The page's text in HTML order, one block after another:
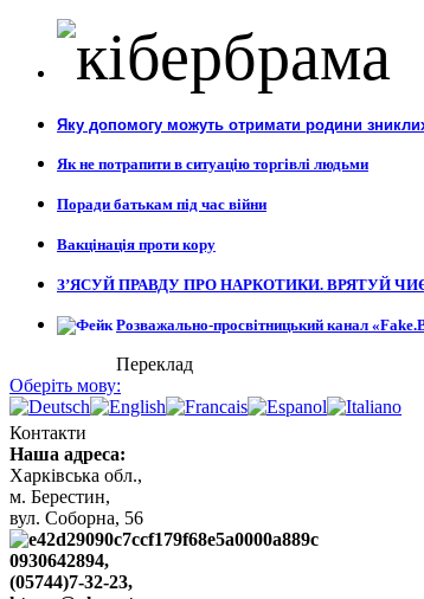
Яку допомогу можуть отримати родини
Як не потрапити в ситуацію торгівлі людьми
Поради батькам під час війни
Вакцінація проти кору
З’ЯСУЙ ПРАВДУ ПРО НАРКОТИКИ. ВРЯТУЙ
Розважально-просвітницький канал
Переклад
Оберіть мову:
Контакти
Наша адреса:
Харківська обл.,
м. Берестин,
вул. Cоборна, 56
0930642894,
(05744)7-32-23,